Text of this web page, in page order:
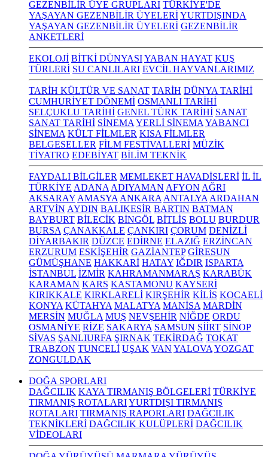
GEZENBİLİR ÜYE GRUPLARI TÜRKİYE'DE
YAŞAYAN GEZENBİLİR ÜYELERİYURTDIŞINDA
YAŞAYAN GEZENBİLİR ÜYELERİ GEZENBİLİR
ANKETLERİ
EKOLOJİ BİTKİ DÜNYASIYABAN HAYAT KUŞ
TÜRLERİ SU CANLILARI EVCİL HAYVANLARIMIZ
TARİH KÜLTÜR VE SANAT TARİH DÜNYA TARİHİ
CUMHURİYET DÖNEMİ OSMANLI TARİHİ
SELÇUKLU TARİHİ GENEL TÜRK TARİHİ SANAT
SANAT TARİHİ SİNEMA YERLİ SİNEMA YABANCI
SİNEMA KÜLT FİLMLER KISA FİLMLER
BELGESELLER FİLM FESTİVALLERİ MÜZİK
TİYATRO EDEBİYAT BİLİM TEKNİK
FAYDALI BİLGİLER MEMLEKET HAVADİSLERİ İL İL
TÜRKİYE ADANA ADIYAMAN AFYON AĞRI
AKSARAY AMASYA ANKARA ANTALYA ARDAHAN
ARTVİN AYDIN BALIKESİR BARTIN BATMAN
BAYBURT BİLECİK BİNGÖL BİTLİS BOLU BURDUR
BURSA ÇANAKKALE ÇANKIRI ÇORUM DENİZLİ
DİYARBAKIR DÜZCE EDİRNE ELAZIĞ ERZİNCAN
ERZURUM ESKİŞEHİR GAZİANTEP GİRESUN
GÜMÜŞHANE HAKKARİ HATAY IĞDIR ISPARTA
İSTANBUL İZMİR KAHRAMANMARAŞ KARABÜK
KARAMAN KARS KASTAMONU KAYSERİ
KIRIKKALE KIRKLARELİ KIRŞEHİR KİLİS KOCAELİ
KONYA KÜTAHYA MALATYA MANİSA MARDİN
MERSİN MUĞLA MUŞ NEVŞEHİR NİĞDE ORDU
OSMANİYE RİZE SAKARYA SAMSUN SİİRT SİNOP
SİVAS ŞANLIURFA ŞIRNAK TEKİRDAĞ TOKAT
TRABZON TUNCELİ UŞAK VAN YALOVA YOZGAT
ZONGULDAK
DOĞA SPORLARI
DAĞCILIK KAYA TIRMANIŞ BÖLGELERİ TÜRKİYE
TIRMANIŞ ROTALARIYURTDIŞI TIRMANIŞ
ROTALARI TIRMANIŞ RAPORLARI DAĞCILIK
TEKNİKLERİ DAĞCILIK KULÜPLERİ DAĞCILIK
VİDEOLARI